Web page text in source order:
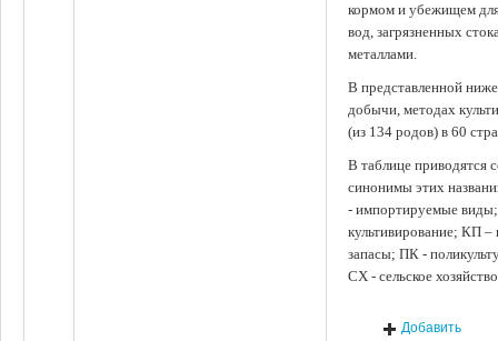
кормом и убежищем
вод, загрязненных
металлами.
В представленной
добычи, методах
(из 134 родов) в 60
В таблице приводятся
синонимы этих
- импортируемые
культивирование; КП
запасы; ПК -
СХ - сельское
Добавить